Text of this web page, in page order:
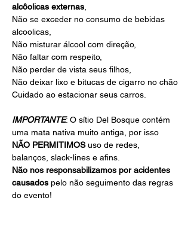
alcôolicas externas
Não se exceder no consumo de bebidas
alcoolicas,
Não misturar álcool com direção,
Não faltar com respeito,
Não perder de vista seus filhos,
Não deixar lixo e bitucas de cigarro no chão
Cuidado ao estacionar seus carros.
IMPORTANTE: O sítio Del Bosque contém
uma mata nativa muito antiga, por isso
NÃO PERMITIMOS uso de redes,
balanços, slack-lines e afins.
Não nos responsabilizamos por acidentes
causados pelo não seguimento das regras
do evento!